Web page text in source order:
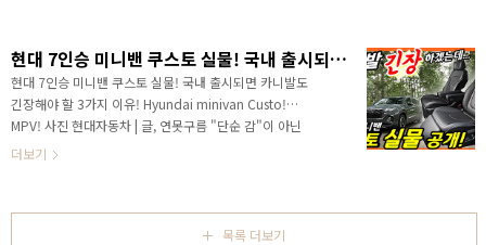
로 판매량을 보장받기 힘들 것 같아요! 카니발 보다 몇
배 비싼 폭스바겐 T7과 같은 차량이 아니어도 더 저렴한
차량인데 말이죠! 현대가 중국 시장에 새롭게 선보인 쿠
스토가 공식 출시가 되었습니다. 경쟁력을 먼저 보신다
면, 왜 카니발을 위협하고 국내에 출시가 되어야 하는지
공감하실 것 같아요! 안녕하세요. 연못구름입니다..
현대 7인승 미니밴 쿠스토 실물! 국내 출시되면 카니발도 긴장해야 할 3가지 이유! Hyundai minivan Custo! MPV!
현대 7인승 미니밴 쿠스토 실물! 국내 출시되면 카니발도
긴장해야 할 3가지 이유! Hyundai minivan Custo!
MPV! 사진 현대자동차 | 글, 연못구름 "단순 감"이 아닌
정확한 "수치자료"를 통해서 비교 분석 자료를 제시하는
공개가 되었습니다. 실제 차량이 공개된다면 알려드리기
로 약속해서 이번 영상을 준비했어요! 위장막 차량에서는
더보기
목록 더보기